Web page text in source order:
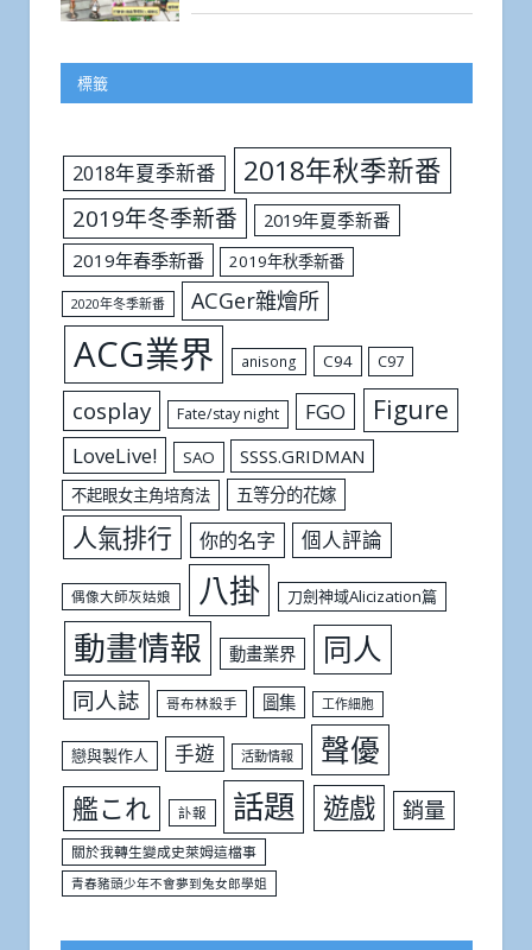
標籤
2018年夏季新番 2018年秋季新番
2019年冬季新番
2019年夏季新番
2019年春季新番
2019年秋季新番
2020年冬季新番 ACGer雜燴所
ACG業界 anisong C94 C97
cosplay Fate/stay night FGO Figure
LoveLive! SAO SSSS.GRIDMAN
不起眼女主角培育法 五等分的花嫁
人氣排行 你的名字 個人評論
偶像大師灰姑娘 八掛 刀劍神域Alicization篇
動畫情報 動畫業界 同人
同人誌 哥布林殺手 圖集 工作細胞
戀與製作人 手遊 活動情報 聲優
艦これ 訃報 話題 遊戲 銷量
關於我轉生變成史萊姆這檔事
青春豬頭少年不會夢到兔女郎學姐